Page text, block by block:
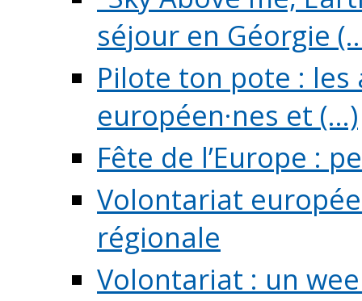
séjour en Géorgie
Pilote ton pote :
européen·nes et (...)
Fête de l’Europe :
Volontariat
régionale
Volontariat : un